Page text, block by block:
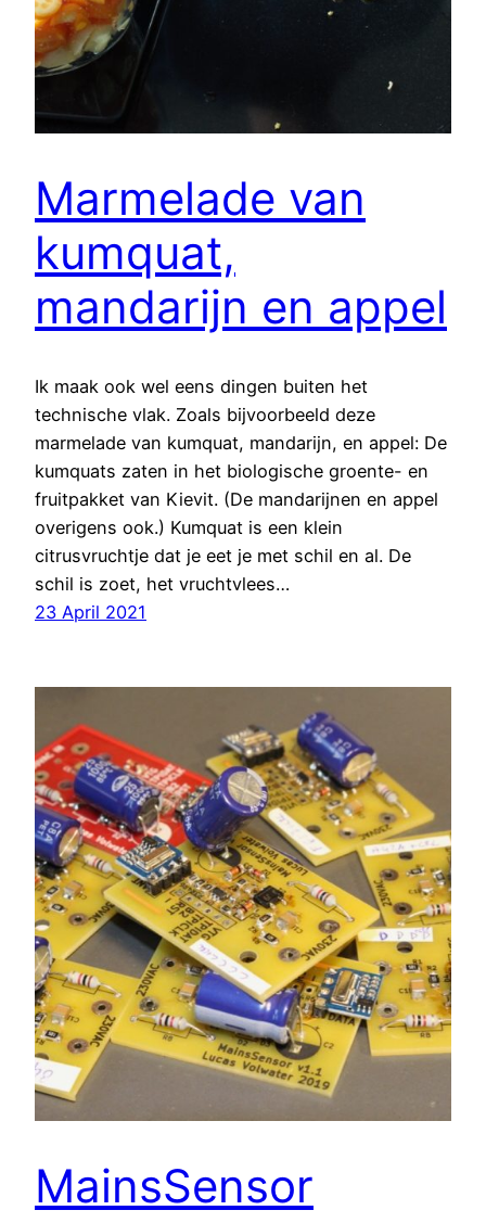
Marmelade van
kumquat,
mandarijn en appel
Ik maak ook wel eens dingen buiten het
technische vlak. Zoals bijvoorbeeld deze
marmelade van kumquat, mandarijn, en appel: De
kumquats zaten in het biologische groente- en
fruitpakket van Kievit. (De mandarijnen en appel
overigens ook.) Kumquat is een klein
citrusvruchtje dat je eet je met schil en al. De
schil is zoet, het vruchtvlees…
23 April 2021
MainsSensor